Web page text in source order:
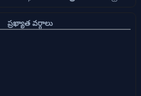
ప్రఖ్యాత వర్గాలు